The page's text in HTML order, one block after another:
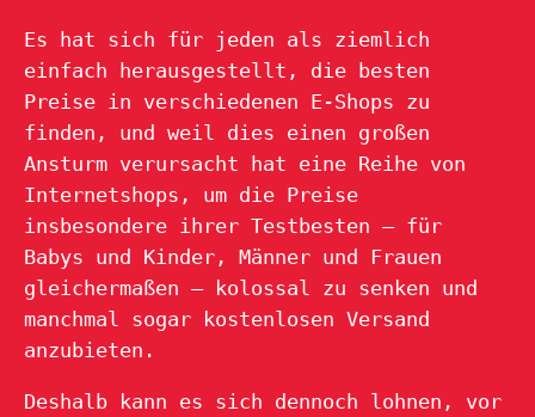
Es hat sich für jeden als ziemlich
einfach herausgestellt, die besten
Preise in verschiedenen E-Shops zu
finden, und weil dies einen großen
Ansturm verursacht hat eine Reihe von
Internetshops, um die Preise
insbesondere ihrer Testbesten – für
Babys und Kinder, Männer und Frauen
gleichermaßen – kolossal zu senken und
manchmal sogar kostenlosen Versand
anzubieten.
Deshalb kann es sich dennoch lohnen, vor